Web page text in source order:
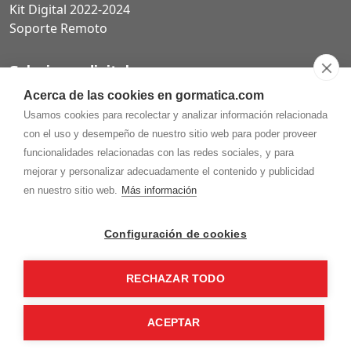
Acerca de las cookies en gormatica.com
Usamos cookies para recolectar y analizar información relacionada
con el uso y desempeño de nuestro sitio web para poder proveer
funcionalidades relacionadas con las redes sociales, y para
mejorar y personalizar adecuadamente el contenido y publicidad
en nuestro sitio web. Más información
Configuración de cookies
RECHAZAR TODO
ACEPTAR
Kit Digital 2022-2024
Soporte Remoto
Soluciones digitales
Páginas web
Tiendas online
Carta QR restaurantes
Gormaz Informática S.L.